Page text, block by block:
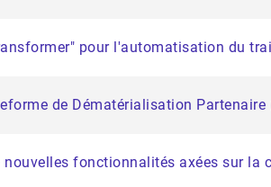
pour l'automatisation du
de Dématérialisation Partenaire
nouvelles fonctionnalités axées sur la